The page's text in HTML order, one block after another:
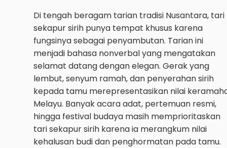
Di tengah beragam tarian tradisi Nusantara, tari
sekapur sirih punya tempat khusus karena
fungsinya sebagai penyambutan. Tarian ini
menjadi bahasa nonverbal yang mengatakan
selamat datang dengan elegan. Gerak yang
lembut, senyum ramah, dan penyerahan sirih
kepada tamu merepresentasikan nilai
Melayu. Banyak acara adat, pertemuan resmi,
hingga festival budaya masih memprioritaskan
tari sekapur sirih karena ia merangkum nilai
kehalusan budi dan penghormatan pada tamu.